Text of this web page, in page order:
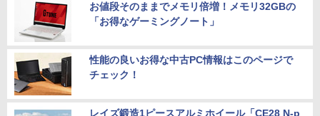
お値段そのままでメモリ倍増！メモリ32GBの
「お得なゲーミングノート」
性能の良いお得な中古PC情報はこのページで
チェック！
レイズ鍛造1ピースアルミホイール「CE28 N-p